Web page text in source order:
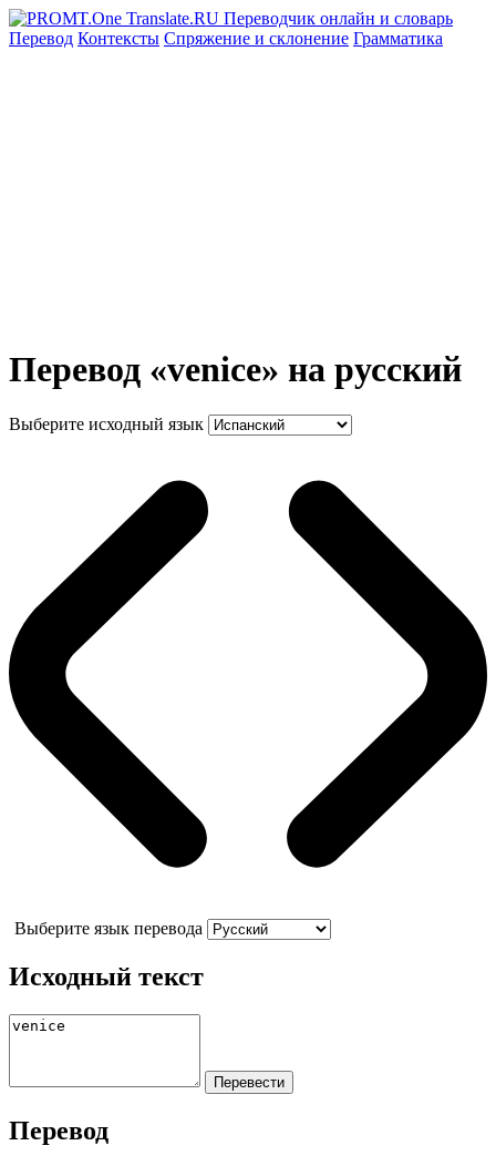
Перевод Контексты Спряжение и склонение Грамматика
Перевод «venice» на русский
Выберите исходный язык
Выберите язык перевода
Исходный текст
Перевод